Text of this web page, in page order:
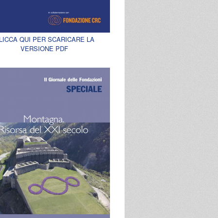
QUI PER SCARICARE LA
VERSIONE PDF